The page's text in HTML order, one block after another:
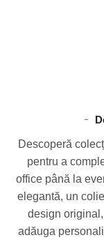
Descoperă
pentru a
office până la
elegantă, un
design
adăuga